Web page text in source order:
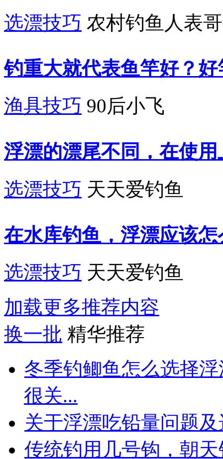
选漂技巧 农村钓鱼人表哥
钓重大就代表鱼竿好？
渔具技巧 90后小飞
浮漂的漂尾不同，在使
选漂技巧 天天爱钓鱼
在水库钓鱼，浮漂应该怎
选漂技巧 天天爱钓鱼
加载更多推荐内容
换一批 精华推荐
冬季钓鲫鱼怎么选择
很关...
关于浮漂吃铅量问题
传统钓用几号钩，朝